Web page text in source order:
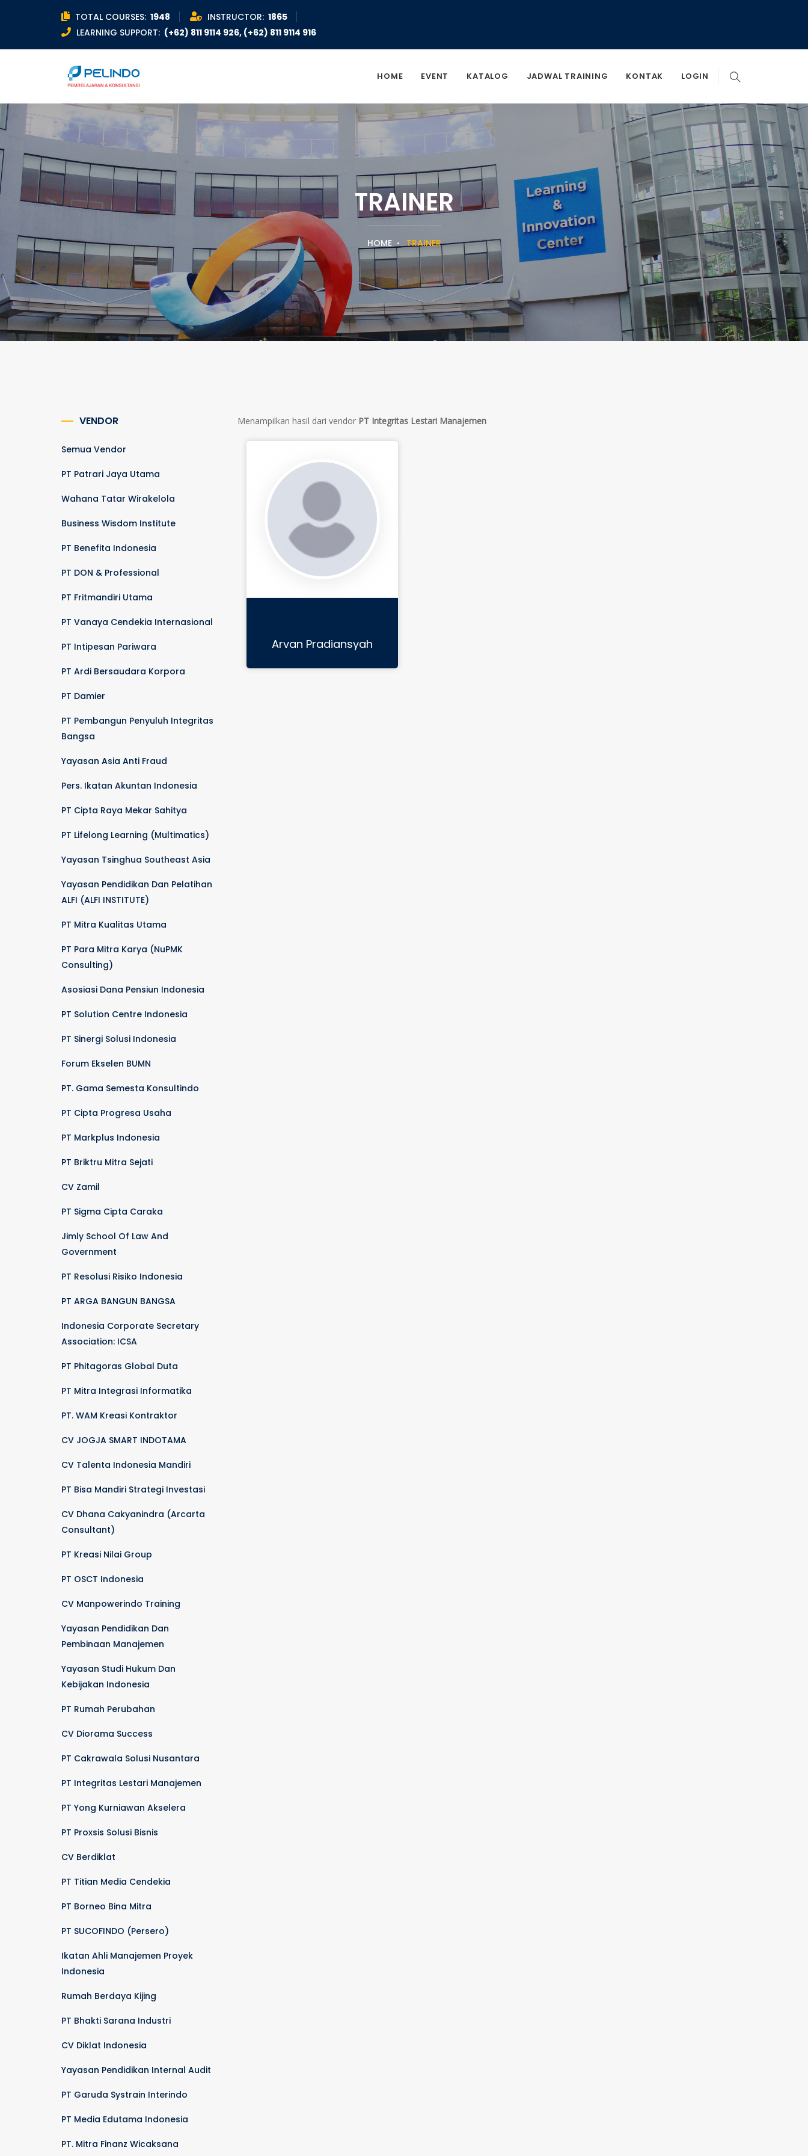
TOTAL COURSES: 1948 INSTRUCTOR: 1865
LEARNING SUPPORT: (+62) 811 9114 926, (+62) 811 9114 916
HOME EVENT KATALOG JADWAL TRAINING KONTAK LOGIN
TRAINER
HOME TRAINER
VENDOR
Semua Vendor
PT Patrari Jaya Utama
Wahana Tatar Wirakelola
Business Wisdom Institute
PT Benefita Indonesia
PT DON & Professional
PT Fritmandiri Utama
PT Vanaya Cendekia Internasional
PT Intipesan Pariwara
PT Ardi Bersaudara Korpora
PT Damier
PT Pembangun Penyuluh Integritas
Bangsa
Yayasan Asia Anti Fraud
Pers. Ikatan Akuntan Indonesia
PT Cipta Raya Mekar Sahitya
PT Lifelong Learning (Multimatics)
Yayasan Tsinghua Southeast Asia
Yayasan Pendidikan Dan Pelatihan
ALFI (ALFI INSTITUTE)
PT Mitra Kualitas Utama
PT Para Mitra Karya (NuPMK
Consulting)
Asosiasi Dana Pensiun Indonesia
PT Solution Centre Indonesia
PT Sinergi Solusi Indonesia
Forum Ekselen BUMN
PT. Gama Semesta Konsultindo
PT Cipta Progresa Usaha
PT Markplus Indonesia
PT Briktru Mitra Sejati
CV Zamil
PT Sigma Cipta Caraka
Jimly School Of Law And
Government
PT Resolusi Risiko Indonesia
PT ARGA BANGUN BANGSA
Indonesia Corporate Secretary
Association: ICSA
PT Phitagoras Global Duta
PT Mitra Integrasi Informatika
PT. WAM Kreasi Kontraktor
CV JOGJA SMART INDOTAMA
CV Talenta Indonesia Mandiri
PT Bisa Mandiri Strategi Investasi
CV Dhana Cakyanindra (Arcarta
Consultant)
PT Kreasi Nilai Group
PT OSCT Indonesia
CV Manpowerindo Training
Yayasan Pendidikan Dan
Pembinaan Manajemen
Yayasan Studi Hukum Dan
Kebijakan Indonesia
PT Rumah Perubahan
CV Diorama Success
PT Cakrawala Solusi Nusantara
PT Integritas Lestari Manajemen
PT Yong Kurniawan Akselera
PT Proxsis Solusi Bisnis
CV Berdiklat
PT Titian Media Cendekia
PT Borneo Bina Mitra
PT SUCOFINDO (Persero)
Ikatan Ahli Manajemen Proyek
Indonesia
Rumah Berdaya Kijing
PT Bhakti Sarana Industri
CV Diklat Indonesia
Yayasan Pendidikan Internal Audit
PT Garuda Systrain Interindo
PT Media Edutama Indonesia
PT. Mitra Finanz Wicaksana
Menampilkan hasil dari vendor PT Integritas Lestari Manajemen
Arvan Pradiansyah